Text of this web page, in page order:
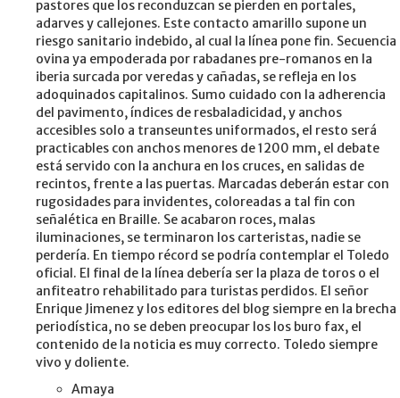
pastores que los reconduzcan se pierden en portales,
adarves y callejones. Este contacto amarillo supone un
riesgo sanitario indebido, al cual la línea pone fin. Secuencia
ovina ya empoderada por rabadanes pre-romanos en la
iberia surcada por veredas y cañadas, se refleja en los
adoquinados capitalinos. Sumo cuidado con la adherencia
del pavimento, índices de resbaladicidad, y anchos
accesibles solo a transeuntes uniformados, el resto será
practicables con anchos menores de 1200 mm, el debate
está servido con la anchura en los cruces, en salidas de
recintos, frente a las puertas. Marcadas deberán estar con
rugosidades para invidentes, coloreadas a tal fin con
señalética en Braille. Se acabaron roces, malas
iluminaciones, se terminaron los carteristas, nadie se
perdería. En tiempo récord se podría contemplar el Toledo
oficial. El final de la línea debería ser la plaza de toros o el
anfiteatro rehabilitado para turistas perdidos. El señor
Enrique Jimenez y los editores del blog siempre en la brecha
periodística, no se deben preocupar los los buro fax, el
contenido de la noticia es muy correcto. Toledo siempre
vivo y doliente.
Amaya